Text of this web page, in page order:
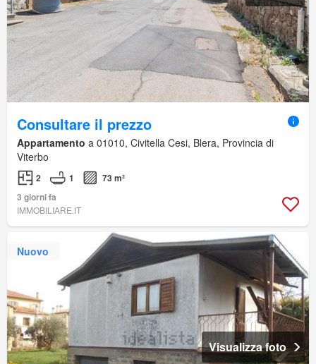
Consultare il prezzo
Appartamento a 01010, Civitella Cesi, Blera, Provincia di
Viterbo
2 1
73 m²
3 giorni fa
IMMOBILIARE.IT
Nuovo
Visualizza foto